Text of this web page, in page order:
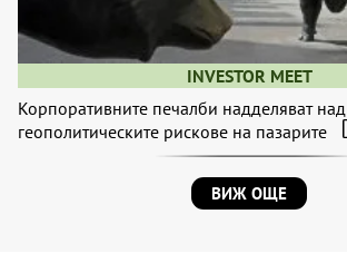
INVESTOR MEET
Корпоративните печалби надделяват над
геополитическите рискове на пазарите
ВИЖ ОЩЕ